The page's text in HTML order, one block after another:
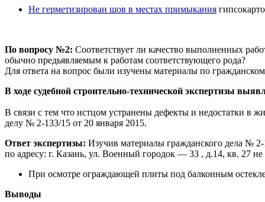
Не герметизирован шов в местах примыкания
По вопросу №2: Соответствует ли качество выполненных
обычно предьявляемым к работам соответствующего рода?
Для ответа на вопрос были изучены материалы по
В ходе судебной строительно-технической экспертизы
В связи с тем что истцом устранены дефекты и недостатки в
делу № 2-133/15 от 20 января 2015.
Ответ экспертизы: Изучив материалы гражданского дела №
по адресу: г. Казань, ул. Военный городок — 33 , д.14, кв. 27
При осмотре ограждающей плиты под балконным
Выводы